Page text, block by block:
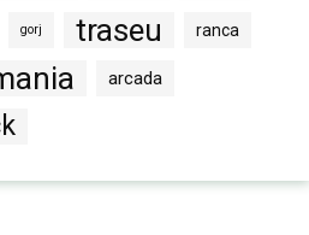
gorj traseu ranca
arcada